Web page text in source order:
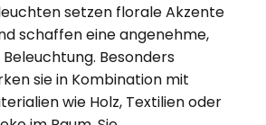
setzen florale Akzente
schaffen eine angenehme,
Besonders
sie in Kombination mit
wie Holz, Textilien oder